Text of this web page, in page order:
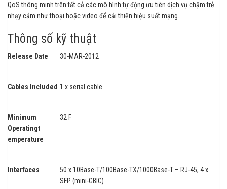
QoS thông minh trên tất cả các mô hình tự động ưu tiên dịch vụ chậm trễ
nhạy cảm như thoại hoặc video để cải thiện hiệu suất mạng.
Thông số kỹ thuật
Release Date 30-MAR-2012
Cables Included 1 x serial cable
Minimum
Operatingt
emperature
32 F
Interfaces
50 x 10Base-T/100Base-TX/1000Base-T – RJ-45, 4 x
SFP (mini-GBIC)